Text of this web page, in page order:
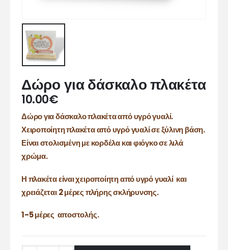
Δώρο για δάσκαλο πλακέτα
10.00€
Δώρο για δάσκαλο πλακέτα από υγρό γυαλί.
Χειροποίητη πλακέτα από υγρό γυαλί σε ξύλινη βάση.
Είναι στολισμένη με κορδέλα και φιόγκο σε λιλά
χρώμα.
Η πλακέτα είναι χειροποίητη από υγρό γυαλί και
χρειάζεται 2 μέρες πλήρης σκλήρυνσης.
1-5 μέρες αποστολής.